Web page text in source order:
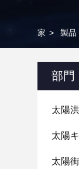
家 > 製品
部門
太陽
太陽
太陽